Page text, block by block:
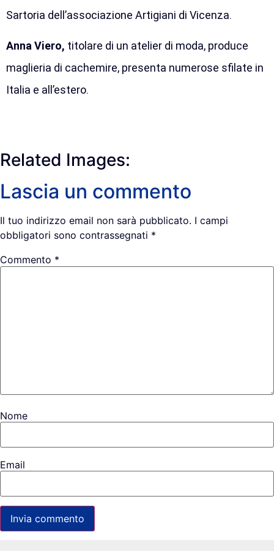
Sartoria dell’associazione Artigiani di Vicenza.
Anna Viero, titolare di un atelier di moda, produce
maglieria di cachemire, presenta numerose sfilate in
Italia e all’estero.
Related Images:
Lascia un commento
Il tuo indirizzo email non sarà pubblicato. I campi
obbligatori sono contrassegnati *
Commento *
Nome
Email